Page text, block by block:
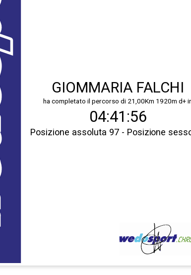
GIOMMARIA FALCHI
ha completato il percorso di 21,00Km 1920m d+
Posizione assoluta 97 - Posizione
04:41:56